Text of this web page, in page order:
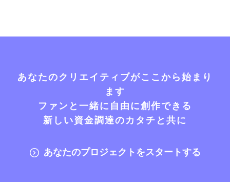
あなたのクリエイティブがここから始まり
ます
ファンと一緒に自由に創作できる
新しい資金調達のカタチと共に
あなたのプロジェクトをスタートする